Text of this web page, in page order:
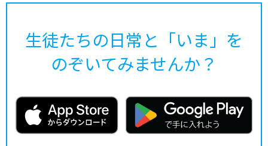
生徒たちの日常と「いま」を
のぞいてみませんか？